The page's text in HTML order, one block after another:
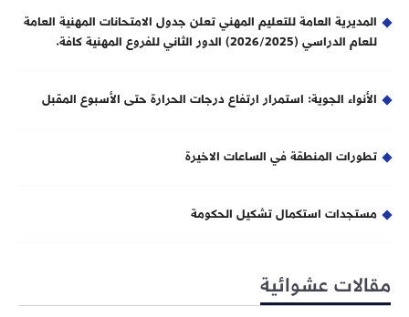
المديرية العامة للتعليم المهني تعلن جدول الامتحانات المهنية العامة
للعام الدراسي (2026/2025) الدور الثاني للفروع المهنية كافة.
الأنواء الجوية: استمرار ارتفاع درجات الحرارة حتى الأسبوع المقبل
تطورات المنطقة في الساعات الاخيرة
مستجدات استكمال تشكيل الحكومة
مقالات عشوائية